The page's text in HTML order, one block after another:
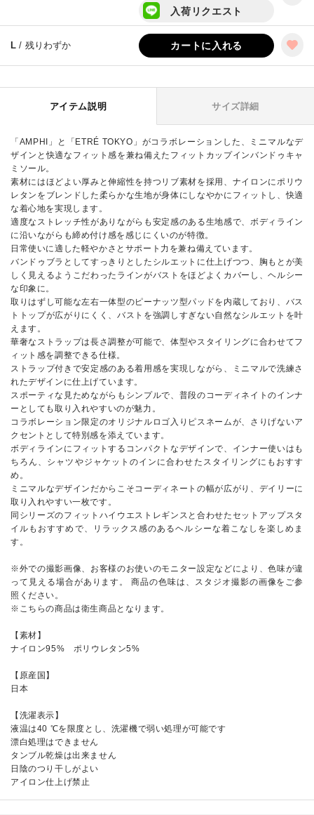
入荷リクエスト
L / 残りわずか カートに入れる
アイテム説明 サイズ詳細
「AMPHI」と「ETRÉ TOKYO」がコラボレーションした、ミニマルなデ
ザインと快適なフィット感を兼ね備えたフィットカップインバンドゥキャ
ミソール。
素材にはほどよい厚みと伸縮性を持つリブ素材を採用、ナイロンにポリウ
レタンをブレンドした柔らかな生地が身体にしなやかにフィットし、快適
な着心地を実現します。
適度なストレッチ性がありながらも安定感のある生地感で、ボディライン
に沿いながらも締め付け感を感じにくいのが特徴。
日常使いに適した軽やかさとサポート力を兼ね備えています。
バンドゥブラとしてすっきりとしたシルエットに仕上げつつ、胸もとが美
しく見えるようこだわったラインがバストをほどよくカバーし、ヘルシー
な印象に。
取りはずし可能な左右一体型のピーナッツ型パッドを内蔵しており、バス
トトップが広がりにくく、バストを強調しすぎない自然なシルエットを叶
えます。
華奢なストラップは長さ調整が可能で、体型やスタイリングに合わせてフ
ィット感を調整できる仕様。
ストラップ付きで安定感のある着用感を実現しながら、ミニマルで洗練さ
れたデザインに仕上げています。
スポーティな見ためながらもシンプルで、普段のコーディネイトのインナ
ーとしても取り入れやすいのが魅力。
コラボレーション限定のオリジナルロゴ入りピスネームが、さりげないア
クセントとして特別感を添えています。
ボディラインにフィットするコンパクトなデザインで、インナー使いはも
ちろん、シャツやジャケットのインに合わせたスタイリングにもおすす
め。
ミニマルなデザインだからこそコーディネートの幅が広がり、デイリーに
取り入れやすい一枚です。
同シリーズのフィットハイウエストレギンスと合わせたセットアップスタ
イルもおすすめで、リラックス感のあるヘルシーな着こなしを楽しめま
す。
※外での撮影画像、お客様のお使いのモニター設定などにより、色味が違
って見える場合があります。 商品の色味は、スタジオ撮影の画像をご参
照ください。
※こちらの商品は衛生商品となります。
【素材】
ナイロン95% ポリウレタン5%
【原産国】
日本
【洗濯表示】
液温は40 ℃を限度とし、洗濯機で弱い処理が可能です
漂白処理はできません
タンブル乾燥は出来ません
日陰のつり干しがよい
アイロン仕上げ禁止